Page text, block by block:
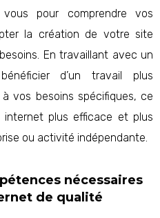
pour comprendre vos
la création de votre site
En travaillant avec un
d’un travail plus
vos besoins spécifiques, ce
plus efficace et plus
ou activité indépendante.
nécessaires
de qualité